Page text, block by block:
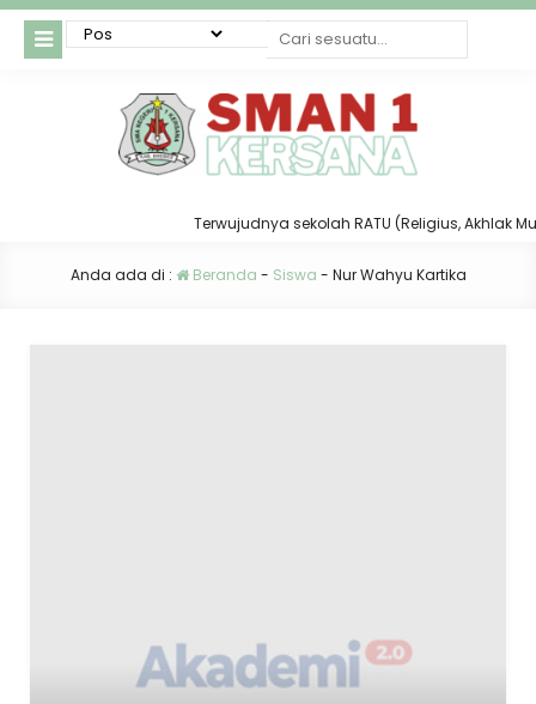
Terwujudnya sekolah RATU (Religius, Akhlak
Anda ada di : Beranda - Siswa - Nur Wahyu Kartika